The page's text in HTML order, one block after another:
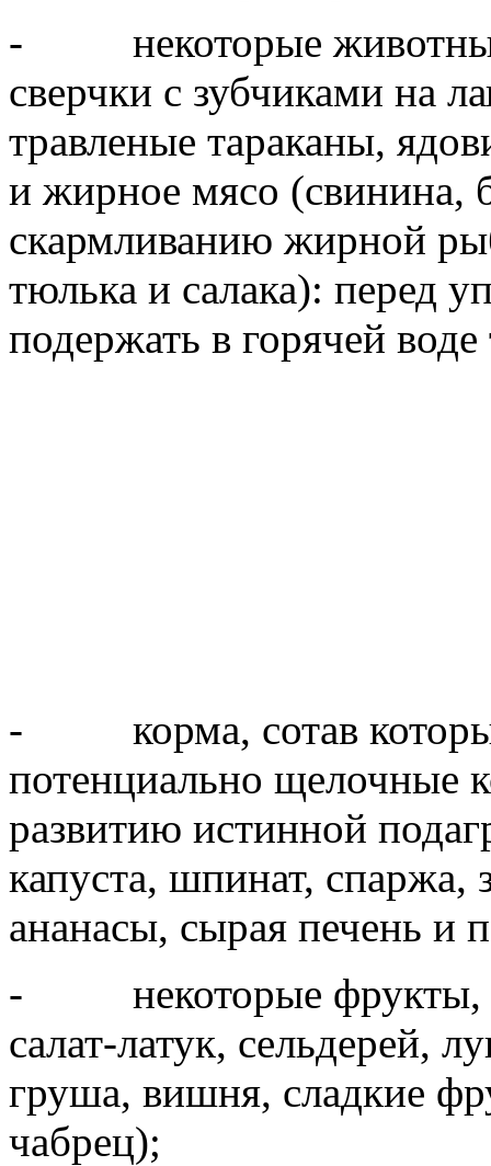
- некоторые животные
сверчки с зубчиками на
травленые тараканы,
и жирное мясо (свинина,
скармливанию жирной
тюлька и салака): перед
подержать в горячей
- корма, сотав
потенциально щелочные
развитию истинной
капуста, шпинат, спаржа,
ананасы, сырая печень и
- некоторые фрукты,
салат-латук, сельдерей,
груша, вишня, сладкие
чабрец);